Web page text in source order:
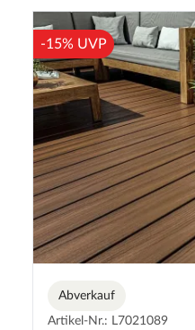
-15% UVP
Abverkauf
Artikel-Nr.: L7021089